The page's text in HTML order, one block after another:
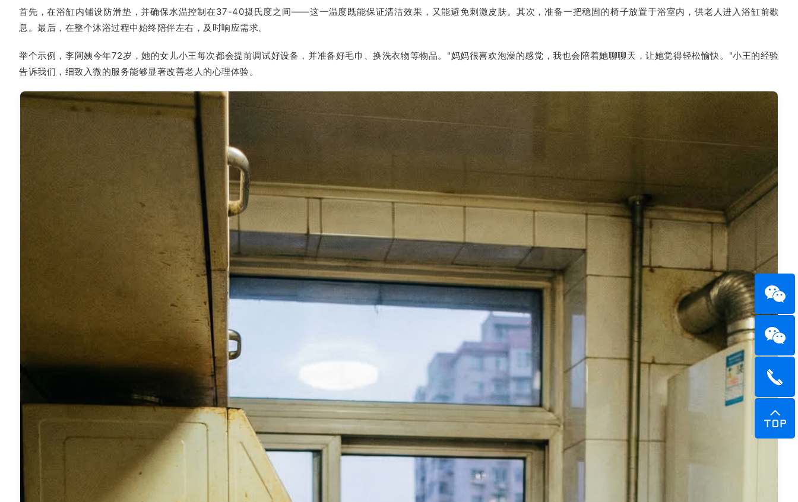
首先，在浴缸内铺设防滑垫，并确保水温控制在37-40摄氏度之间——这一温度既能保证清洁效果，又能避免刺激皮肤。其次，准备一把稳固的椅子放置于浴室内，供老人进入浴缸前歇
息。最后，在整个沐浴过程中始终陪伴左右，及时响应需求。
举个示例，李阿姨今年72岁，她的女儿小王每次都会提前调试好设备，并准备好毛巾、换洗衣物等物品。"妈妈很喜欢泡澡的感觉，我也会陪着她聊聊天，让她觉得轻松愉快。"小王的经验
告诉我们，细致入微的服务能够显著改善老人的心理体验。